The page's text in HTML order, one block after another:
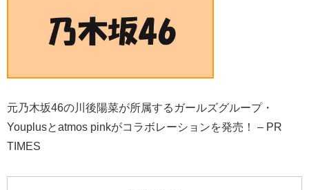
元乃木坂46の川後陽菜が所属するガールズグループ・
Youplusとatmos pinkがコラボレーションを発売！ – PR
TIMES